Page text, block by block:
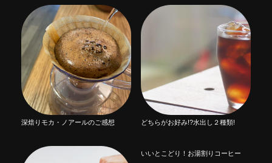
深焙りモカ・ノアールのご感想 どちらがお好み!?水出し２種類!
いいとこどり！お湯割りコーヒー